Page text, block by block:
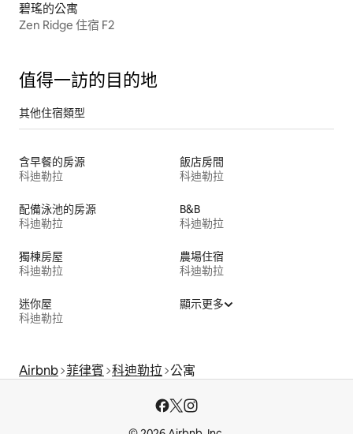
碧瑤的公寓
Zen Ridge 住宿 F2
值得一訪的目的地
其他住宿類型
含早餐的房源
科迪勒拉
飯店房間
科迪勒拉
配備泳池的房源
科迪勒拉
B&B
科迪勒拉
獨棟房屋
科迪勒拉
農場住宿
科迪勒拉
迷你屋
科迪勒拉
顯示更多
Airbnb 菲律賓 科迪勒拉 公寓